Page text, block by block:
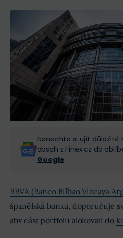
Nenechte si ujít důležité
obsah z Finex.cz do
Google.
BBVA (Banco Bilbao Vizcaya
španělská banka, doporučuje
aby část portfolií alokovali do